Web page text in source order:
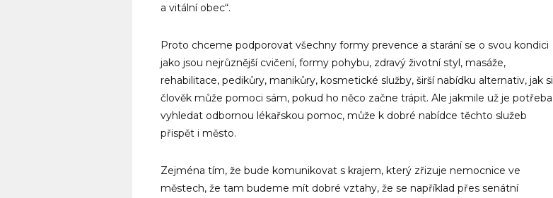
a vitální obec“.
Proto chceme podporovat všechny formy prevence a starání se o svou kondici
jako jsou nejrůznější cvičení, formy pohybu, zdravý životní styl, masáže,
rehabilitace, pedikůry, manikůry, kosmetické služby, širší nabídku alternativ, jak si
člověk může pomoci sám, pokud ho něco začne trápit. Ale jakmile už je potřeba
vyhledat odbornou lékařskou pomoc, může k dobré nabídce těchto služeb
přispět i město.
Zejména tím, že bude komunikovat s krajem, který zřizuje nemocnice ve
městech, že tam budeme mít dobré vztahy, že se například přes senátní